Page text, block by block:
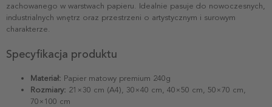
zachowanego w warstwach papieru. Idealnie pasuje do nowoczesnych,
industrialnych wnętrz oraz przestrzeni o artystycznym i surowym
charakterze.
Specyfikacja produktu
Materiał: Papier matowy premium 240g
Rozmiary: 21×30 cm (A4), 30×40 cm, 40×50 cm, 50×70 cm,
70×100 cm